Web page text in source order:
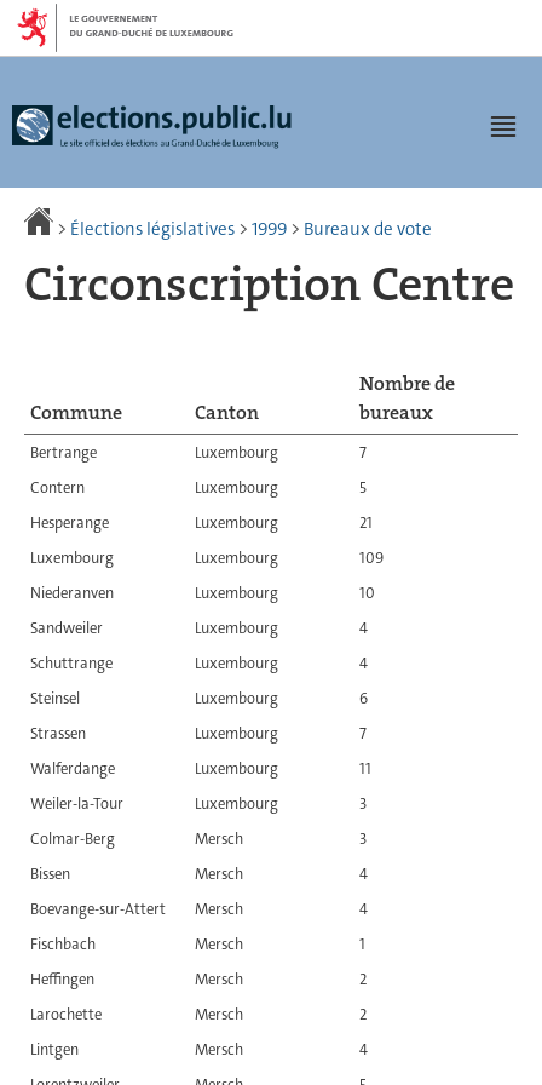
Aller
navigation
Aller
> Élections législatives > 1999 > Bureaux de vote
Circonscription Centre
Commune Canton
Nombre de
bureaux
Bertrange Luxembourg
7
Contern
Luxembourg
5
Hesperange
Luxembourg
21
Luxembourg
Luxembourg
109
Niederanven
Luxembourg
10
Sandweiler
Luxembourg
4
Schuttrange
Luxembourg
4
Steinsel
Luxembourg
6
Strassen
Luxembourg
7
Walferdange
Luxembourg
11
Weiler-la-Tour
Luxembourg
3
Colmar-Berg
Mersch
3
Bissen
Mersch
4
Boevange-sur-Attert
Mersch
4
Fischbach
Mersch
1
Heffingen
Mersch
2
Larochette
Mersch
2
Lintgen
Mersch
4